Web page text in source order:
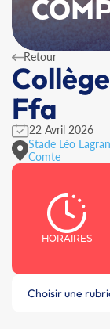
Retour
Ffa
22 Avril 2026
Stade Léo
Comte
HORAIRES
Choisir une